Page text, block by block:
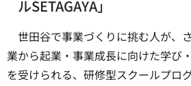
ルSETAGAYA」
世田谷で事業づくりに挑む人が、
業から起業・事業成長に向けた学び
を受けられる、研修型スクールプロ